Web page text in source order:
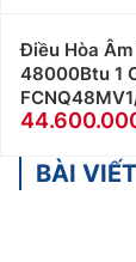
Điều Hòa
48000Btu 1
BÀI